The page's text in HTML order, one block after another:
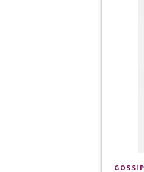
GOSSIP